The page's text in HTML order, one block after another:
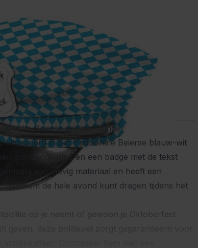
witte Beierse pet met badge
uitgevoerd in het traditionele Beierse blauw-wit
glanzende klep en een badge met de tekst
van stevig materiaal en heeft een
jij hem de hele avond kunt dragen tijdens het
op je neemt of gewoon je Oktoberfest